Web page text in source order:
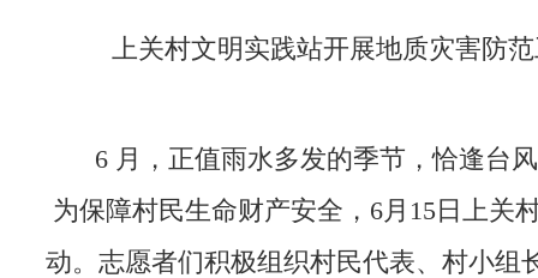
上关村文明实践站开展地质灾害防
6 月，正值雨水多发的季节，恰逢台风
为保障村民生命财产安全，6月15日上关
动。志愿者们积极组织村民代表、村小组